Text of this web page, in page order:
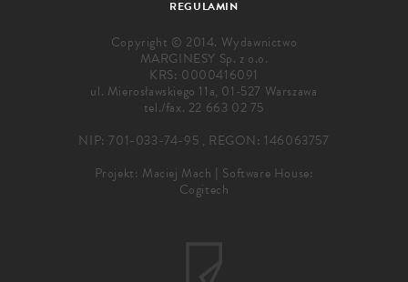
REGULAMIN
Copyright © 2014. Wydawnictwo
MARGINESY Sp. z o.o.
KRS: 0000416091
ul. Mierosławskiego 11a, 01-527 Warszawa
tel./fax. 22 663 02 75
NIP: 701-033-74-95 , REGON: 146063757
Projekt: Maciej Mach | Software House:
Cogitech